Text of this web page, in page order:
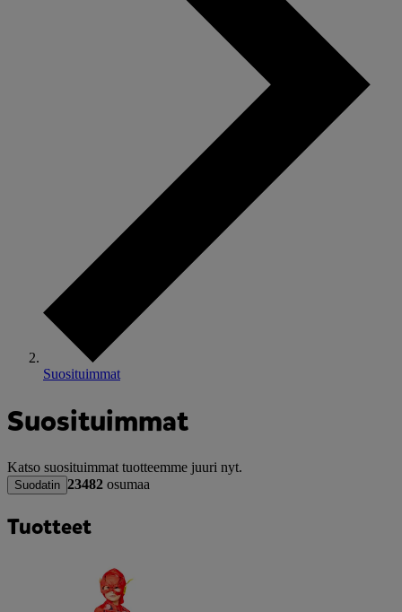
Suosituimmat
Suosituimmat
Katso suosituimmat tuotteemme juuri nyt.
Suodatin 23482 osumaa
Tuotteet